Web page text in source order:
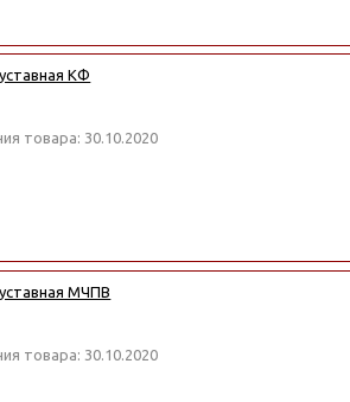
КФ
товара: 30.10.2020
МЧПВ
товара: 30.10.2020